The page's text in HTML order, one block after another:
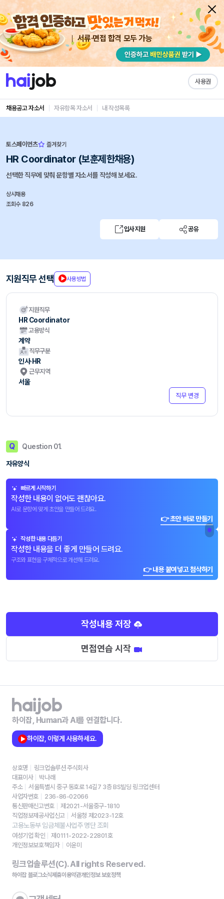
서류·면접 합격 모두 가능
사용권
채용공고 자소서 자유항목 자소서 내 작성목록
토스페이먼츠 즐겨찾기
HR Coordinator (보훈제한채용)
선택한 직무에 맞춰 문항별 자소서를 작성해 보세요.
상시채용
조회수 826
입사지원 공유
지원직무 선택 사용방법
지원직무
HR Coordinator
고용방식
계약
직무구분
인사·HR
근무지역
서울
직무 변경
Q Question 01.
자유양식
빠르게 시작하기
작성한 내용이 없어도 괜찮아요.
AI로 문항에 맞게 초안을 만들어 드려요.
👉 초안 바로 만들기
작성한 내용 다듬기
작성한 내용을 더 좋게 만들어 드려요.
구조와 표현을 구체적으로 개선해 드려요.
👉 내용 붙여넣고 첨삭하기
작성내용 저장
면접연습 시작
하이잡, Human과 AI를 연결합니다.
하이잡, 이렇게 사용하세요.
상호명
링크업솔루션 주식회사
대표이사
박나래
주소
서울특별시 중구 동호로 14길7 3층 BS빌딩 링크업센터
사업자번호
236-86-02066
통신판매신고번호
제2021-서울중구-1810
직업정보제공사업신고
서울청 제2023-12호
고용노동부 임금체불사업주 명단 조회
여성기업 확인
제0111-2022-22801호
개인정보보호책임자
이윤미
링크업솔루션(C). All rights Reserved.
하이잡 블로그소식제휴이용약관개인정보 보호정책